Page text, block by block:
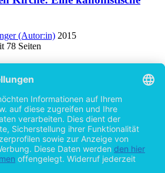
(Autor:in) 2015
78 Seiten
österreichischen Konkordats
in Österreich
(Autor:in) 2015
46 Seiten